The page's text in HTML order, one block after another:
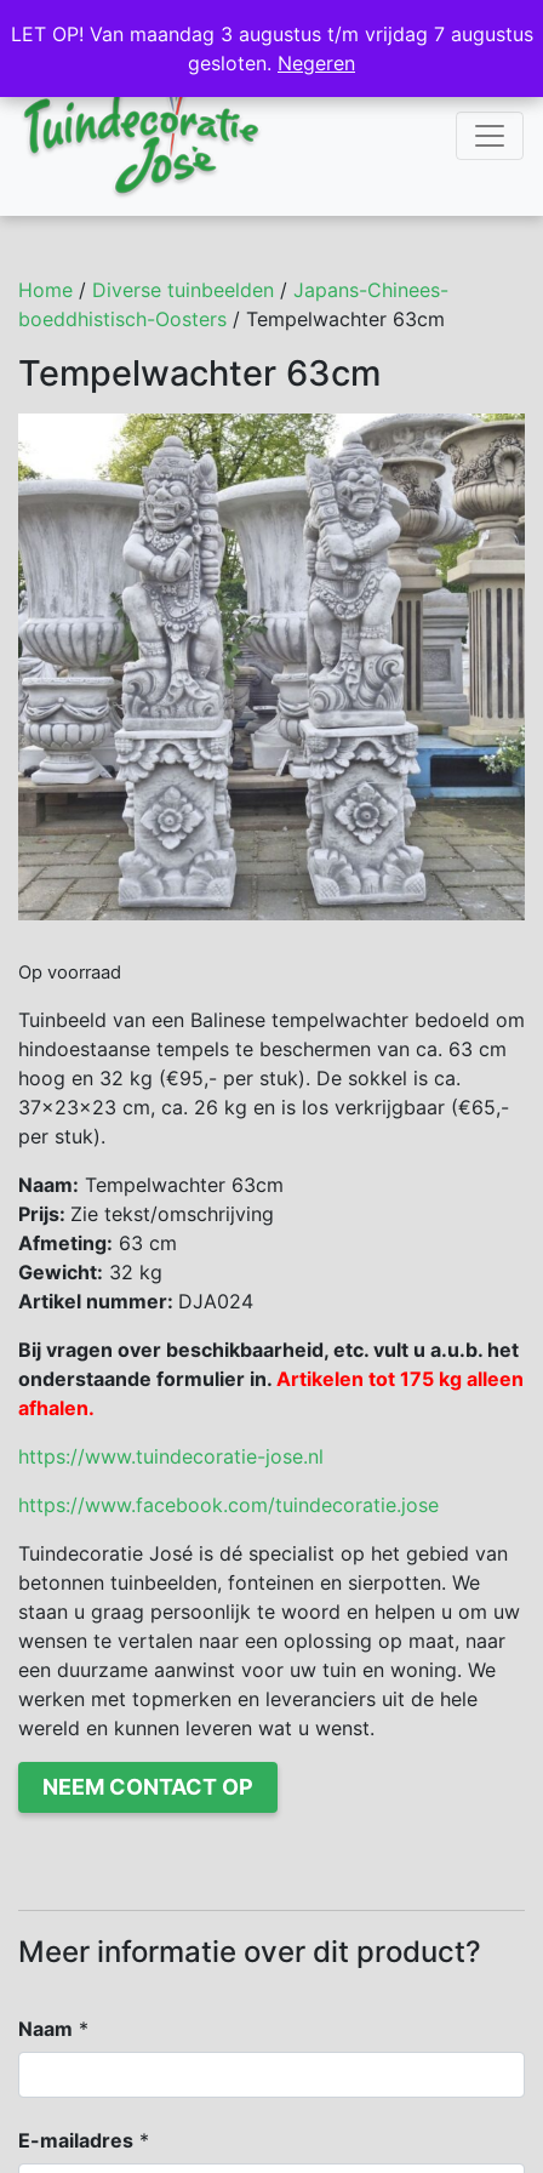
NL DE
Home / Diverse tuinbeelden / Japans-Chinees-
boeddhistisch-Oosters / Tempelwachter 63cm
Tempelwachter 63cm
Op voorraad
Tuinbeeld van een Balinese tempelwachter bedoeld om
hindoestaanse tempels te beschermen van ca. 63 cm
hoog en 32 kg (€95,- per stuk). De sokkel is ca.
37x23x23 cm, ca. 26 kg en is los verkrijgbaar (€65,-
per stuk).
Naam: Tempelwachter 63cm
Prijs: Zie tekst/omschrijving
Afmeting: 63 cm
Gewicht: 32 kg
Artikel nummer: DJA024
Bij vragen over beschikbaarheid, etc. vult u a.u.b. het
onderstaande formulier in. Artikelen tot 175 kg alleen
afhalen.
https://www.tuindecoratie-jose.nl
https://www.facebook.com/tuindecoratie.jose
Tuindecoratie José is dé specialist op het gebied van
betonnen tuinbeelden, fonteinen en sierpotten. We
staan u graag persoonlijk te woord en helpen u om uw
wensen te vertalen naar een oplossing op maat, naar
een duurzame aanwinst voor uw tuin en woning. We
werken met topmerken en leveranciers uit de hele
wereld en kunnen leveren wat u wenst.
NEEM CONTACT OP
Meer informatie over dit product?
Naam *
E-mailadres *
LET OP! Van maandag 3 augustus t/m vrijdag 7 augustus
gesloten. Negeren
LET OP! Van maandag 3 augustus t/m vrijdag 7 augustus
gesloten. Negeren